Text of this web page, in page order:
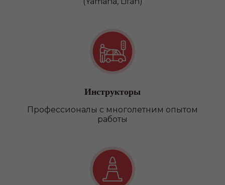
Инструкторы
Профессионалы с многолетним опытом
работы
Категория D